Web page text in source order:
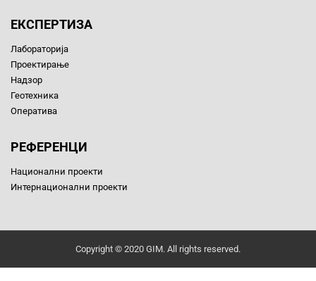
ЕКСПЕРТИЗА
Лабораторија
Проектирање
Надзор
Геотехника
Оператива
РЕФЕРЕНЦИ
Национални проекти
Интернационални проекти
Copyright © 2020 GIM. All rights reserved.